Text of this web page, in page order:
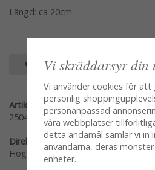
Längd: ca 20cm
SPARA SOM FAVORIT
Artikelnummer:
2504-28
Direktlänk:
Högerklicka och kopiera adressen
Vi skräddarsyr din
Vi använder cookies för att
personlig
personanpassad
våra webbplatser
detta ändamål samlar vi in
användarna, deras
enheter.